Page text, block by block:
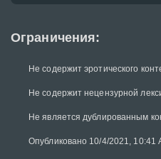
Ограничения:
Не содержит эротического
Не содержит нецензурной
Не является дублированным
Опубликовано 10/4/2021, 10:41